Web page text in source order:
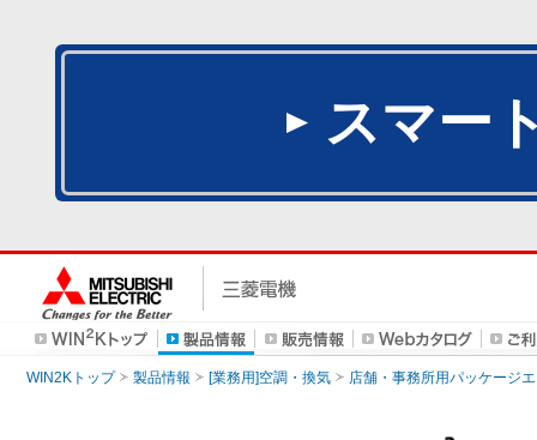
スマー
WIN2Kトップ 製品情報 [業務用]空調・換気 店舗・事務所用パッケージ